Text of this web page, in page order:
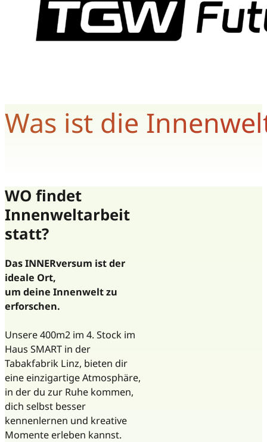
Was ist die
WO findet
Innenweltarbeit
statt?
Das INNERversum ist der
ideale Ort,
um deine Innenwelt zu
erforschen.
Unsere 400m2 im 4. Stock im
Haus SMART in der
Tabakfabrik Linz, bieten dir
eine einzigartige Atmosphäre,
in der du zur Ruhe kommen,
dich selbst besser
kennenlernen und kreative
Momente erleben kannst.